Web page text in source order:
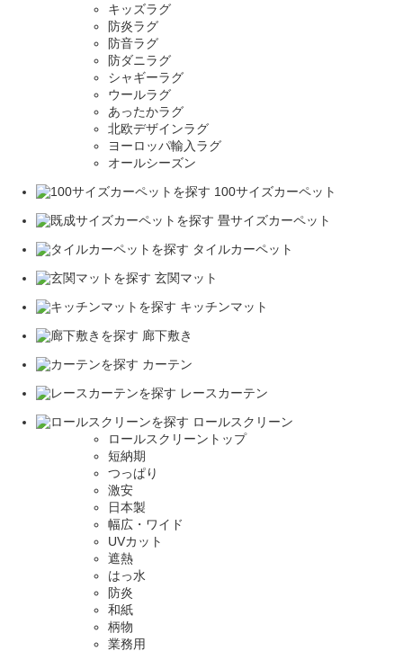
キッズラグ
防炎ラグ
防音ラグ
防ダニラグ
シャギーラグ
ウールラグ
あったかラグ
北欧デザインラグ
ヨーロッパ輸入ラグ
オールシーズン
100サイズカーペット
畳サイズカーペット
タイルカーペット
玄関マット
キッチンマット
廊下敷き
カーテン
レースカーテン
ロールスクリーン
ロールスクリーントップ
短納期
つっぱり
激安
日本製
幅広・ワイド
UVカット
遮熱
はっ水
防炎
和紙
柄物
業務用